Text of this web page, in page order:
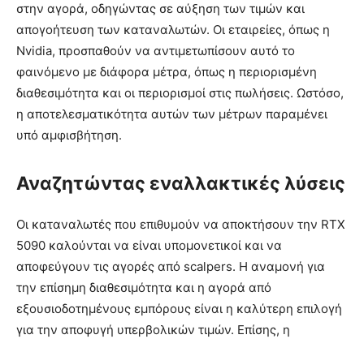
στην αγορά, οδηγώντας σε αύξηση των τιμών και
απογοήτευση των καταναλωτών. Οι εταιρείες, όπως η
Nvidia, προσπαθούν να αντιμετωπίσουν αυτό το
φαινόμενο με διάφορα μέτρα, όπως η περιορισμένη
διαθεσιμότητα και οι περιορισμοί στις πωλήσεις. Ωστόσο,
η αποτελεσματικότητα αυτών των μέτρων παραμένει
υπό αμφισβήτηση.
Αναζητώντας εναλλακτικές λύσεις
Οι καταναλωτές που επιθυμούν να αποκτήσουν την RTX
5090 καλούνται να είναι υπομονετικοί και να
αποφεύγουν τις αγορές από scalpers. Η αναμονή για
την επίσημη διαθεσιμότητα και η αγορά από
εξουσιοδοτημένους εμπόρους είναι η καλύτερη επιλογή
για την αποφυγή υπερβολικών τιμών. Επίσης, η